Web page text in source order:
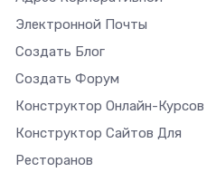
Электронной Почты
Создать Блог
Создать Форум
Конструктор Онлайн-Курсов
Конструктор Сайтов Для
Ресторанов